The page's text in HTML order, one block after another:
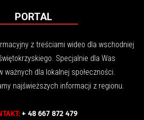
PORTAL
z treściami wideo dla wschodniej
Specjalnie dla Was
ważnych dla lokalnej społeczności.
najświeższych informacji z regionu.
+ 48 667 872 479